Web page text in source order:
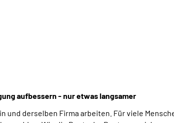
aufbessern - nur etwas langsamer
und derselben Firma arbeiten. Für viele